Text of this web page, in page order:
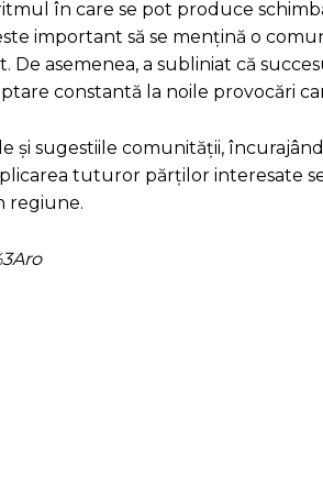
în care se pot produce
important să se mențină o
asemenea, a subliniat că
constantă la noile provocări
și sugestiile comunității,
tuturor părților interesate
regiune.